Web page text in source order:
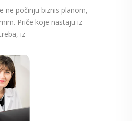
ne počinju biznis planom,
Priče koje nastaju iz
iz